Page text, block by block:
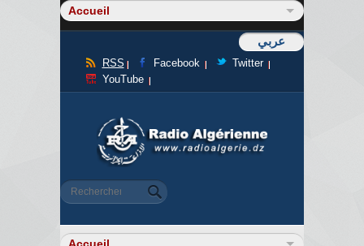
عربي
RSS Facebook
Twitter
YouTube
Formulaire de recherche
Rechercher